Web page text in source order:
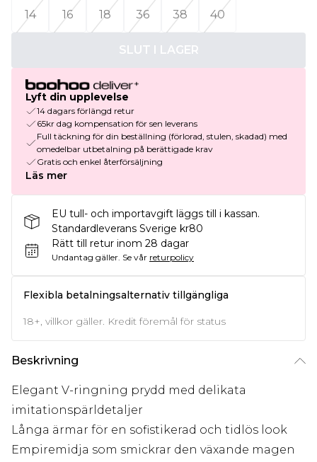
14
16 18 36 38 40
SLUT I LAGER
Lyft din upplevelse
14 dagars förlängd retur
65kr dag kompensation för sen leverans
Full täckning för din beställning (förlorad, stulen, skadad) med
omedelbar utbetalning på berättigade krav
Gratis och enkel återförsäljning
Läs mer
EU tull- och importavgift läggs till i kassan.
Standardleverans Sverige kr80
Rätt till retur inom 28 dagar
Undantag gäller. Se vår returpolicy
Flexibla betalningsalternativ tillgängliga
18+, villkor gäller. Kredit föremål för status
Beskrivning
Elegant V-ringning prydd med delikata
imitationspärldetaljer
Långa ärmar för en sofistikerad och tidlös look
Empiremidja som smickrar den växande magen